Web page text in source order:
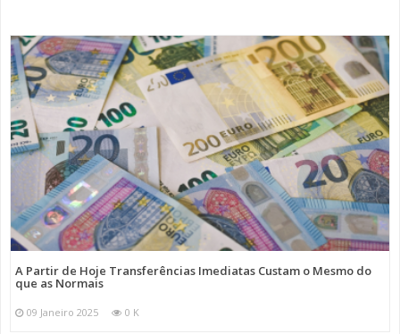
A Partir de Hoje Transferências Imediatas Custam o Mesmo do
que as Normais
09 Janeiro 2025 0 K